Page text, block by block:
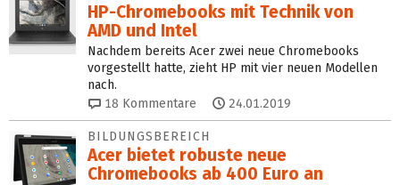
HP-Chromebooks mit Technik von
AMD und Intel
Nachdem bereits Acer zwei neue Chromebooks
vorgestellt hatte, zieht HP mit vier neuen Modellen
nach.
18 Kommentare 24.01.2019
BILDUNGSBEREICH
Acer bietet robuste neue
Chromebooks ab 400 Euro an